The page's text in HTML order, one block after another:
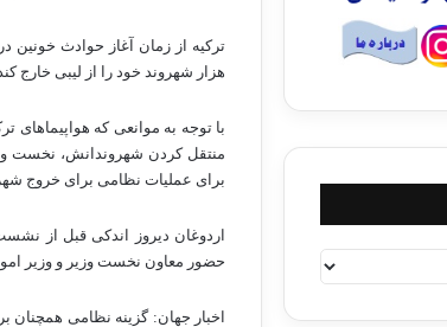
هزار شهروند خود را از لیبی خارج
با توجه به موانعی که
منتقل کردن شهروندانش، نخست
برای عملیات نظامی برای خروج
اردوغان دیروز اندکی قبل از
حضور معاون نخست وزیر و وزیر
اخبار جهان: گزینه نظامی